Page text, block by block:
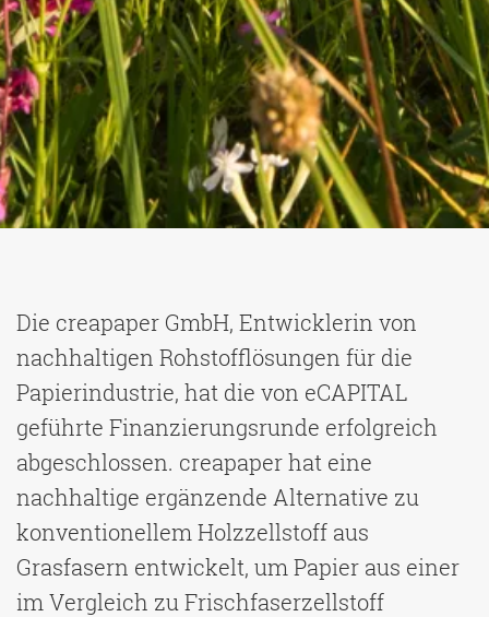
Die creapaper GmbH, Entwicklerin von
nachhaltigen Rohstofflösungen für die
Papierindustrie, hat die von eCAPITAL
geführte Finanzierungsrunde erfolgreich
abgeschlossen. creapaper hat eine
nachhaltige ergänzende Alternative zu
konventionellem Holzzellstoff aus
Grasfasern entwickelt, um Papier aus einer
im Vergleich zu Frischfaserzellstoff